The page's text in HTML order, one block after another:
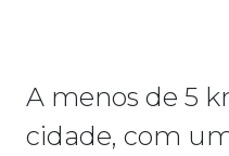
A menos de 5
cidade, com